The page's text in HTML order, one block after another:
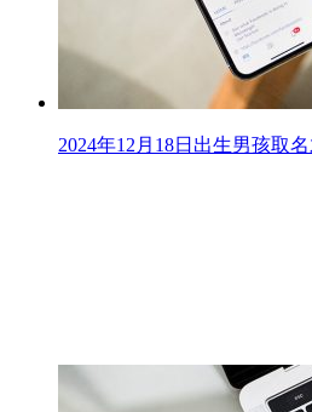
2024年12月18日出生男孩取